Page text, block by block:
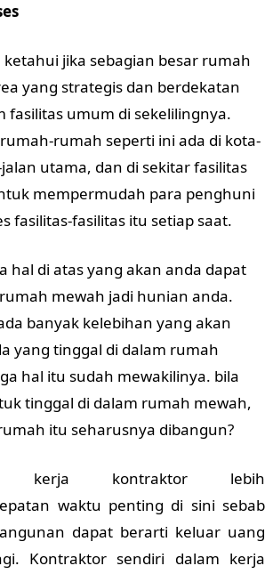
jika sebagian besar rumah
yang strategis dan berdekatan
fasilitas umum di sekelilingnya.
rumah seperti ini ada di kota-
utama, dan di sekitar fasilitas
mempermudah para penghuni
fasilitas-fasilitas itu setiap saat.
hal di atas yang akan anda dapat
mewah jadi hunian anda.
banyak kelebihan yang akan
yang tinggal di dalam rumah
hal itu sudah mewakilinya. bila
tinggal di dalam rumah mewah,
itu seharusnya dibangun?
kerja kontraktor lebih
waktu penting di sini sebab
dapat berarti keluar uang
Kontraktor sendiri dalam kerja